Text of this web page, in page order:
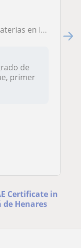
de Educación Primaria y ESO
de
primer
Certificate in
de Henares